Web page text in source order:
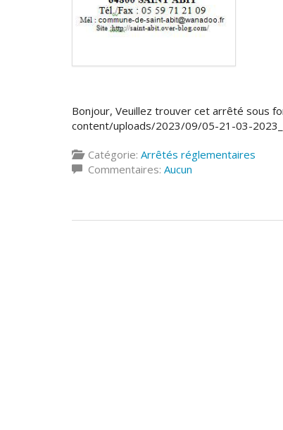
Bonjour, Veuillez trouver cet arrêté sous
content/uploads/2023/09/05-21-03-
Catégorie: Arrêtés réglementaires
Commentaires: Aucun